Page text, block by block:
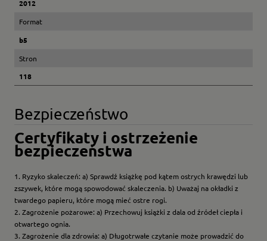
2012
Format
b5
Stron
118
Bezpieczeństwo
Certyfikaty i ostrzeżenie
bezpieczeństwa
1. Ryzyko skaleczeń: a) Sprawdź książkę pod kątem ostrych krawędzi lub
zszywek, które mogą spowodować skaleczenia. b) Uważaj na okładki z
twardego papieru, które mogą mieć ostre rogi.
2. Zagrożenie pożarowe: a) Przechowuj książki z dala od źródeł ciepła i
otwartego ognia.
3. Zagrożenie dla zdrowia: a) Długotrwałe czytanie może prowadzić do